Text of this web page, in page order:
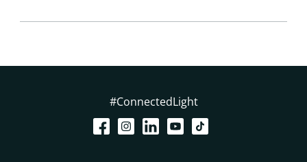
#ConnectedLight